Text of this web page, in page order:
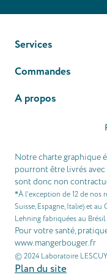
Services
Commandes
A propos
Notre charte graphique
pourront être livrés avec
sont donc non
*À l’exception de 12 de nos
Suisse, Espagne, Italie) et
Lehning fabriquées au Brésil.
Pour votre santé,
www.mangerbouger.fr
© 2024 Laboratoire
Plan du site